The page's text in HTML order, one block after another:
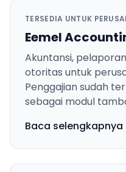
TERSEDIA UNTUK
Eemel
Akuntansi,
otoritas untuk
Penggajian sudah
sebagai modul
Baca selengkapnya